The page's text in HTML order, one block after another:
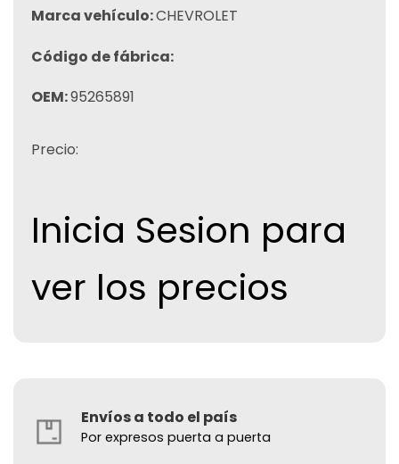
Marca vehículo:CHEVROLET
Código de fábrica:
OEM:95265891
Precio:
Inicia Sesion para
ver los precios
Envíos a todo el país
Por expresos puerta a puerta